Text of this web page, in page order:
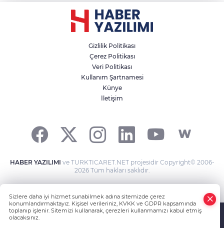
Gizlilik Politikası
Çerez Politikası
Veri Politikası
Kullanım Şartnamesi
Künye
İletişim
HABER YAZILIMI ve TURKTICARET.NET projesidir Copyright© 2006-
2026 Tüm hakları saklıdır.
Sizlere daha iyi hizmet sunabilmek adına sitemizde çerez
konumlandırmaktayız. Kişisel verileriniz, KVKK ve GDPR kapsamında
toplanıp işlenir. Sitemizi kullanarak, çerezleri kullanmamızı kabul etmiş
olacaksınız.